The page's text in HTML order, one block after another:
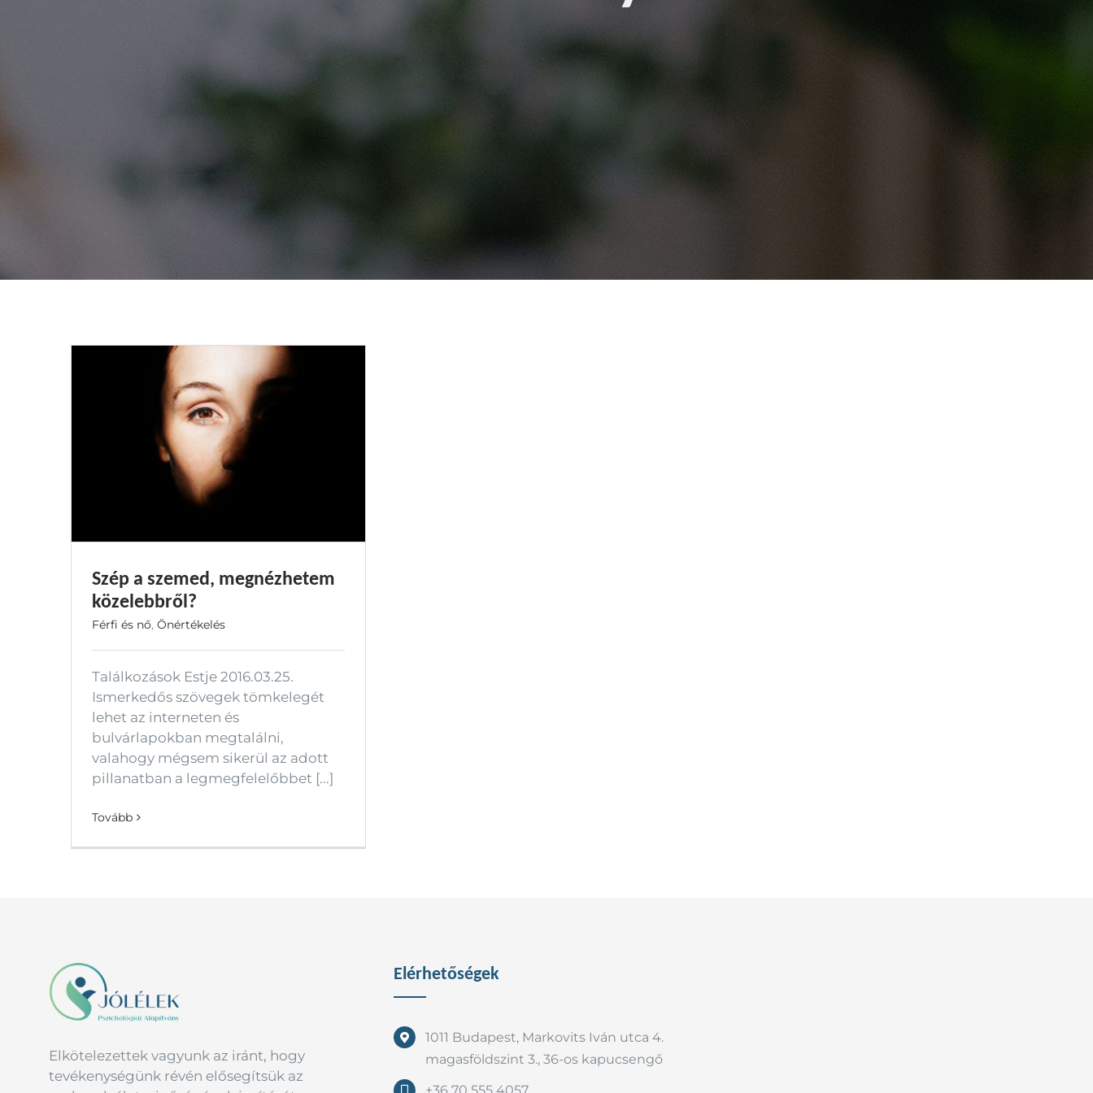
Szép a szemed, megnézhetem
közelebbről?
Férfi és nő, Önértékelés
Találkozások Estje 2016.03.25.
Ismerkedős szövegek tömkelegét
lehet az interneten és
bulvárlapokban megtalálni,
valahogy mégsem sikerül az adott
pillanatban a legmegfelelőbbet [...]
Tovább
Elkötelezettek vagyunk az iránt, hogy
tevékenységünk révén elősegítsük az
Elérhetőségek
1011 Budapest, Markovits Iván utca 4.
magasföldszint 3., 36-os kapucsengő